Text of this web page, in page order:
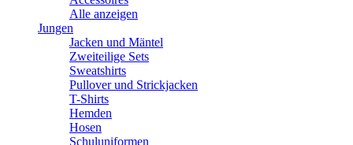
Alle anzeigen
Jungen
Jacken und Mäntel
Zweiteilige Sets
Sweatshirts
Pullover und Strickjacken
T-Shirts
Hemden
Hosen
Schuluniformen